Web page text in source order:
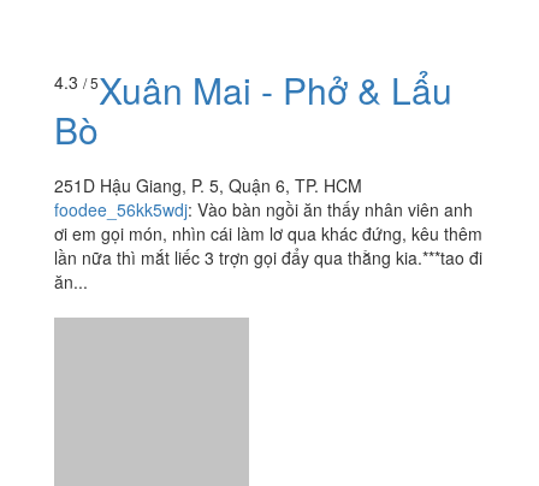
4.3 / 5Xuân Mai - Phở & Lẩu
Bò
251D Hậu Giang, P. 5, Quận 6, TP. HCM
foodee_56kk5wdj: Vào bàn ngồi ăn thấy nhân viên anh
ơi em gọi món, nhìn cái làm lơ qua khác đứng, kêu thêm
lần nữa thì mắt liếc 3 trợn gọi đẩy qua thằng kia.***tao đi
ăn...